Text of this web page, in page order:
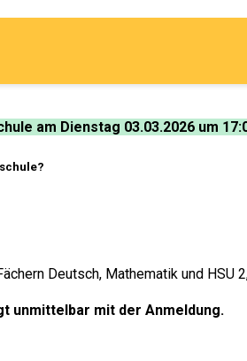
am Dienstag 03.03.2026 um
Deutsch, Mathematik und HSU
unmittelbar mit der Anmeldung.